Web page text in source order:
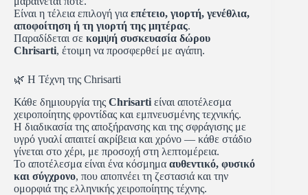
Είναι η τέλεια επιλογή για επέτειο, γιορτή, γενέθλια,
αποφοίτηση ή τη γιορτή της μητέρας.
Παραδίδεται σε κομψή συσκευασία δώρου
Chrisarti, έτοιμη να προσφερθεί με αγάπη.
🌿 Η Τέχνη της Chrisarti
Κάθε δημιουργία της Chrisarti είναι αποτέλεσμα
χειροποίητης φροντίδας και εμπνευσμένης τεχνικής.
Η διαδικασία της αποξήρανσης και της σφράγισης με
υγρό γυαλί απαιτεί ακρίβεια και χρόνο — κάθε στάδιο
γίνεται στο χέρι, με προσοχή στη λεπτομέρεια.
Το αποτέλεσμα είναι ένα κόσμημα αυθεντικό, φυσικό
και σύγχρονο, που αποπνέει τη ζεστασιά και την
ομορφιά της ελληνικής χειροποίητης τέχνης.